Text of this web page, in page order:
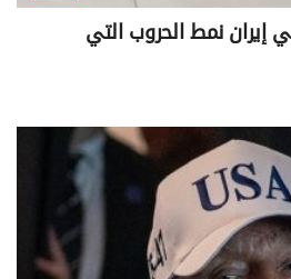
إيران نمط الحروب التي